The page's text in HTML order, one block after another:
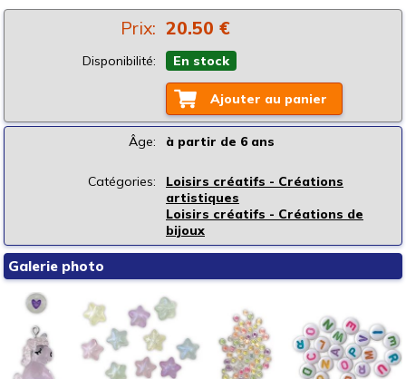
Prix: 20.50 €
Disponibilité: En stock
Ajouter au panier
Âge: à partir de 6 ans
Catégories:
Loisirs créatifs - Créations
artistiques
Loisirs créatifs - Créations de
bijoux
Galerie photo